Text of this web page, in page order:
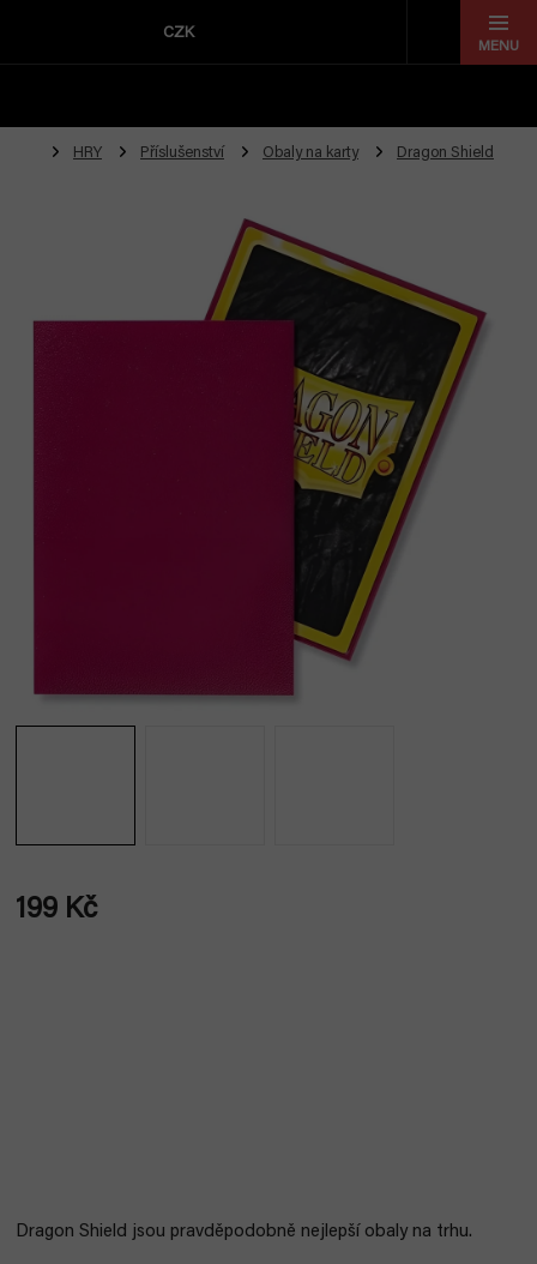
CZK
HRY Příslušenství Obaly na karty Dragon Shield
199 Kč
Dragon Shield jsou pravděpodobně nejlepší obaly na trhu.